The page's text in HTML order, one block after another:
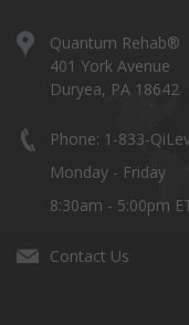
Quantum Rehab®
401 York Avenue
Duryea, PA 18642
Phone: 1-833-
Monday - Friday
8:30am - 5:00pm
Contact Us